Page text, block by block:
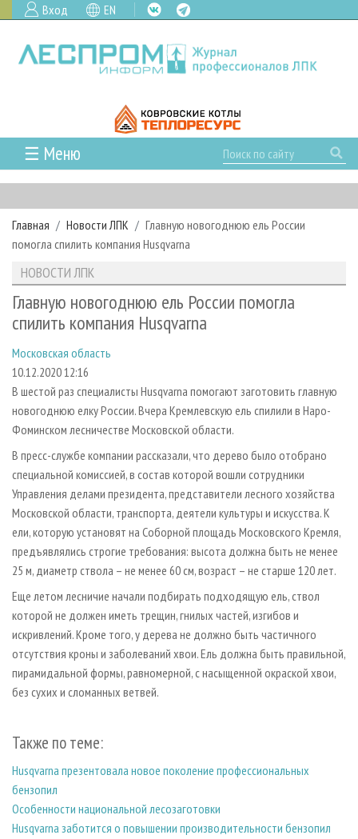
Вход EN
☰ Меню
ГЛАВНАЯ
РУБРИКИ И ТЕМЫ
РУБРИКИ ЖУРНАЛА
ЛЕСОЗАГОТОВКА
ЛЕСОПИЛЕНИЕ
СУШКА ДРЕВЕСИНЫ
ПРОИЗВОДСТВО ДРЕВЕСНЫХ ПЛИТ
ДЕРЕВЯННОЕ ДОМОСТРОЕНИЕ
ПРОИЗВОДСТВО МЕБЕЛИ
БИОЭНЕРГЕТИКА
ЦБП
ИНСТРУМЕНТ И МАТЕРИАЛЫ
НОВОСТИ
НОВОСТИ ЛПК
НОВОСТИ ЖУРНАЛА
ПРОЕКТЫ ЛПИ
АНАЛИТИКА
ПРЕДПРИЯТИЯ ЛПК
ПЕРСОНЫ
МОБИЛЬНЫЕ ВЫСТАВКИ
ОФИЦИАЛЬНЫЕ ДЕЛЕГАЦИИ
ПРИОРИТЕТНЫЕ ИНВЕСТПРОЕКТЫ
RUSSIAN FORESTRY REVIEW
ГАЗЕТА ЛЕСПРОМФОРУМ
БИБЛИОТЕКА СПЕЦИАЛИСТА
АРХИВ ЖУРНАЛОВ
О ЖУРНАЛЕ
ПОДПИСКА
КОНТАКТЫ
РЕКЛАМОДАТЕЛЯМ
РЕКЛАМА
РЕКЛАМА НА САЙТЕ
Главная Новости ЛПК
Главную новогоднюю ель России
помогла спилить компания Husqvarna
НОВОСТИ ЛПК
Главную новогоднюю ель России помогла
спилить компания Husqvarna
Московская область
10.12.2020 12:16
В шестой раз специалисты Husqvarna помогают заготовить главную
новогоднюю елку России. Вчера Кремлевскую ель спилили в Наро-
Фоминском лесничестве Московской области.
В пресс-службе компании рассказали, что дерево было отобрано
специальной комиссией, в состав которой вошли сотрудники
Управления делами президента, представители лесного хозяйства
Московской области, транспорта, деятели культуры и искусства. К
ели, которую установят на Соборной площадь Московского Кремля,
предъявлялись строгие требования: высота должна быть не менее
25 м, диаметр ствола – не менее 60 см, возраст – не старше 120 лет.
Еще летом лесничие начали подбирать подходящую ель, ствол
которой не должен иметь трещин, гнилых частей, изгибов и
искривлений. Кроме того, у дерева не должно быть частичного
отсутствия кроны и заболеваний хвои. Ель должна быть правильной,
пирамидальной формы, равномерной, с насыщенной окраской хвои,
без сухих и сломанных ветвей.
Также по теме:
Husqvarna презентовала новое поколение профессиональных
бензопил
Особенности национальной лесозаготовки
Husqvarna заботится о повышении производительности бензопил